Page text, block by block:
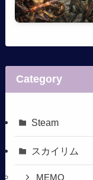
Category
Steam
スカイリム
MEMO